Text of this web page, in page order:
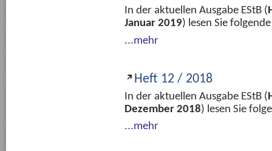
In der aktuellen Ausgabe EStB (
Januar 2019) lesen Sie
...mehr
Heft 12 / 2018
In der aktuellen Ausgabe EStB (
Dezember 2018) lesen Sie
...mehr